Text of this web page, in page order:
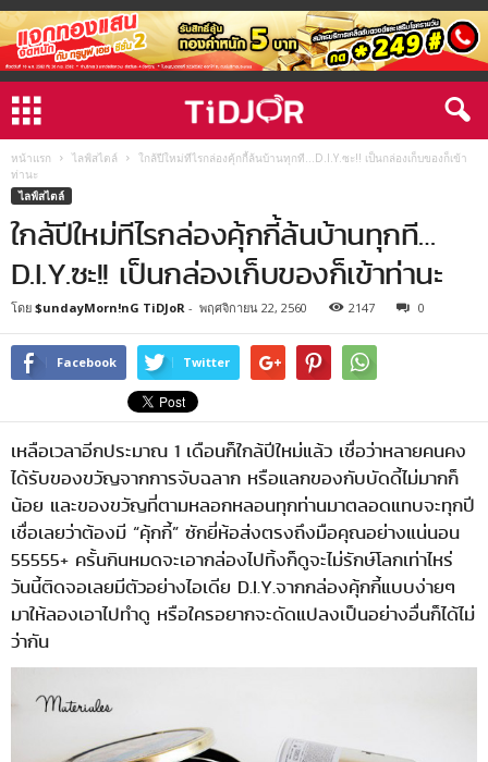
หน้าแรก ไลฟ์สไตล์
ใกล้ปีใหม่ทีไรกล่องคุ้กกี้ล้นบ้านทุกที…D.I.Y.ซะ!! เป็นกล่องเก็บของก็เข้า
ท่านะ
ไลฟ์สไตล์
ใกล้ปีใหม่ทีไรกล่องคุ้กกี้ล้นบ้านทุกที…
D.I.Y.ซะ!! เป็นกล่องเก็บของก็เข้าท่านะ
โดย $undayMorn!nG TiDJoR - พฤศจิกายน 22, 2560 2147 0
Facebook Twitter
เหลือเวลาอีกประมาณ 1 เดือนก็ใกล้ปีใหม่แล้ว เชื่อว่าหลายคนคง
ได้รับของขวัญจากการจับฉลาก หรือแลกของกับบัดดี้ไม่มากก็
น้อย และของขวัญที่ตามหลอกหลอนทุกท่านมาตลอดแทบจะทุกปี
เชื่อเลยว่าต้องมี “คุ้กกี้” ซักยี่ห้อส่งตรงถึงมือคุณอย่างแน่นอน
55555+ ครั้นกินหมดจะเอากล่องไปทิ้งก็ดูจะไม่รักษ์โลกเท่าไหร่
วันนี้ติดจอเลยมีตัวอย่างไอเดีย D.I.Y.จากกล่องคุ้กกี้แบบง่ายๆ
มาให้ลองเอาไปทำดู หรือใครอยากจะดัดแปลงเป็นอย่างอื่นก็ได้ไม่
ว่ากัน